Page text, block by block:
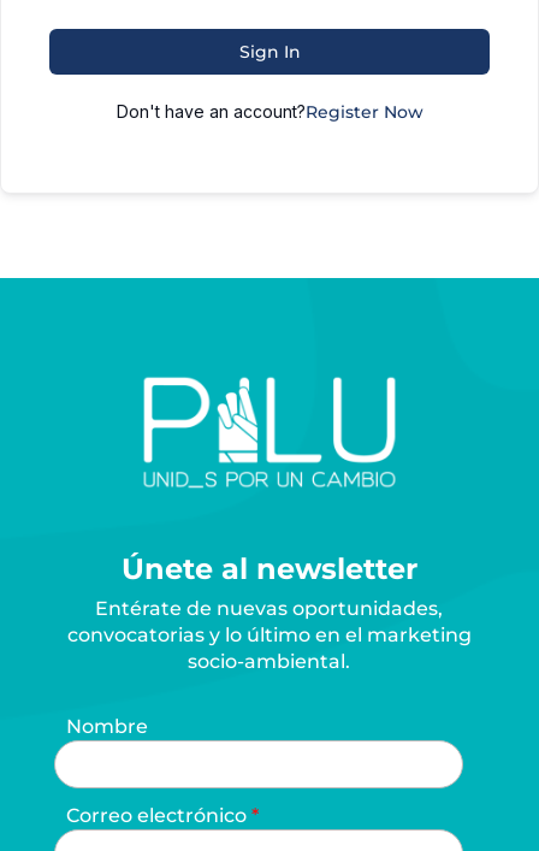
Sign In
Don't have an account?Register Now
Únete al newsletter
Entérate de nuevas oportunidades,
convocatorias y lo último en el marketing
socio-ambiental.
Nombre
Correo electrónico